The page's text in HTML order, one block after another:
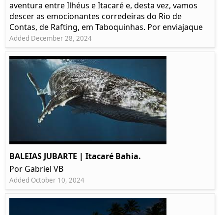
aventura entre Ilhéus e Itacaré e, desta vez, vamos
descer as emocionantes corredeiras do Rio de
Contas, de Rafting, em Taboquinhas. Por enviajaque
Added December 28, 2024
BALEIAS JUBARTE | Itacaré Bahia.
Por Gabriel VB
Added October 10, 2024